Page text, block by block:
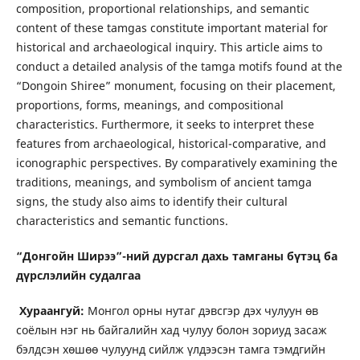
composition, proportional relationships, and semantic
content of these tamgas constitute important material for
historical and archaeological inquiry. This article aims to
conduct a detailed analysis of the tamga motifs found at the
“Dongoin Shiree” monument, focusing on their placement,
proportions, forms, meanings, and compositional
characteristics. Furthermore, it seeks to interpret these
features from archaeological, historical-comparative, and
iconographic perspectives. By comparatively examining the
traditions, meanings, and symbolism of ancient tamga
signs, the study also aims to identify their cultural
characteristics and semantic functions.
“Донгойн Ширээ”-ний дурсгал дахь тамганы бүтэц ба
дүрслэлийн судалгаа
Хураангуй: Монгол орны нутаг дэвсгэр дэх чулуун өв
соёлын нэг нь байгалийн хад чулуу болон зориуд засаж
бэлдсэн хөшөө чулуунд сийлж үлдээсэн тамга тэмдгийн